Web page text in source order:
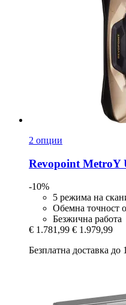
2 опции
Revopoint MetroY
-10%
5 режима на
Обемна точност
Безжична работа
€ 1.781,99 € 1.979,99
Безплатна доставка до